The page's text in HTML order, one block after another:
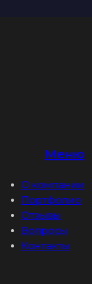
Меню
О компании
Портфолио
Отзывы
Вопросы
Контакты